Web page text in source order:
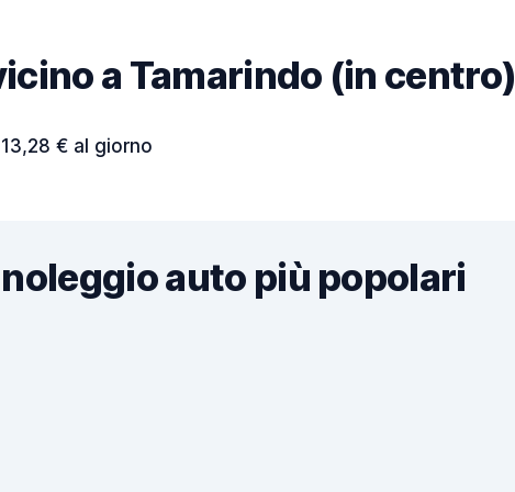
a Tamarindo (in
€ al giorno
auto più popolari